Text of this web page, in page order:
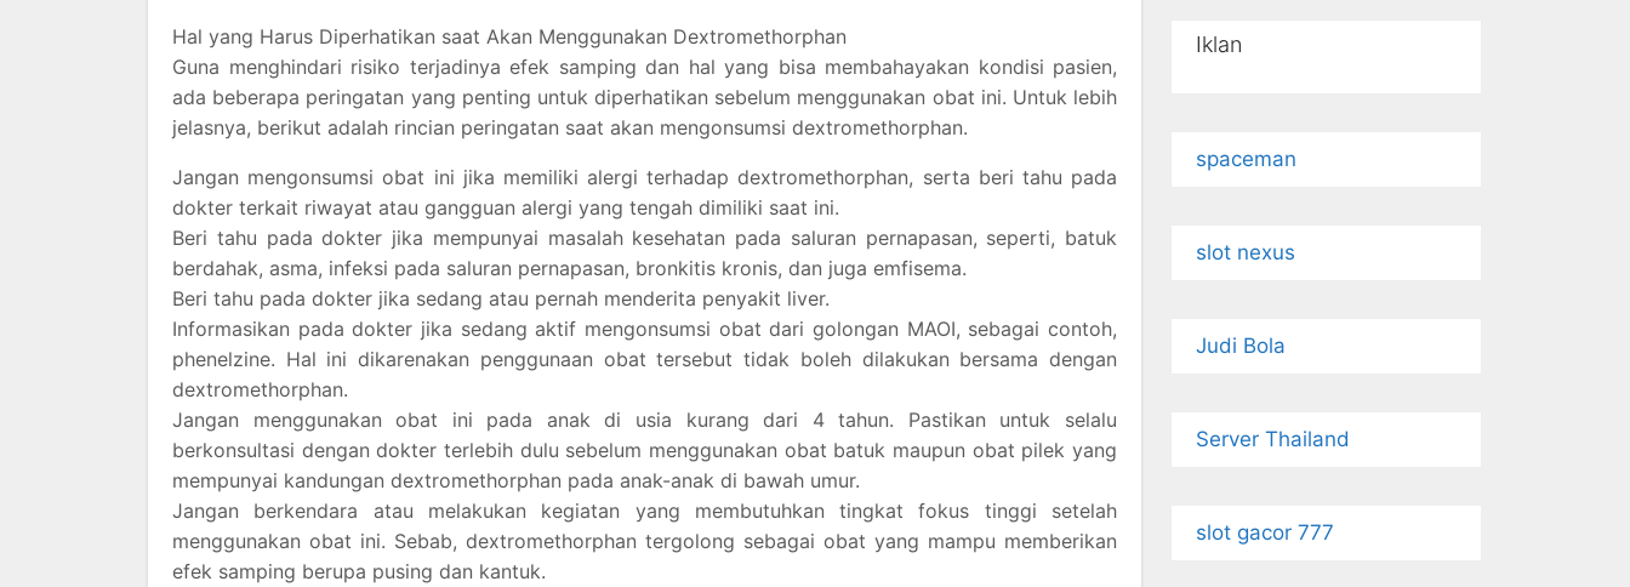
Hal yang Harus Diperhatikan saat Akan Menggunakan Dextromethorphan
Guna menghindari risiko terjadinya efek samping dan hal yang bisa membahayakan kondisi pasien,
ada beberapa peringatan yang penting untuk diperhatikan sebelum menggunakan obat ini. Untuk lebih
jelasnya, berikut adalah rincian peringatan saat akan mengonsumsi dextromethorphan.
Jangan mengonsumsi obat ini jika memiliki alergi terhadap dextromethorphan, serta beri tahu pada
dokter terkait riwayat atau gangguan alergi yang tengah dimiliki saat ini.
Beri tahu pada dokter jika mempunyai masalah kesehatan pada saluran pernapasan, seperti, batuk
berdahak, asma, infeksi pada saluran pernapasan, bronkitis kronis, dan juga emfisema.
Beri tahu pada dokter jika sedang atau pernah menderita penyakit liver.
Informasikan pada dokter jika sedang aktif mengonsumsi obat dari golongan MAOI, sebagai contoh,
phenelzine. Hal ini dikarenakan penggunaan obat tersebut tidak boleh dilakukan bersama dengan
dextromethorphan.
Jangan menggunakan obat ini pada anak di usia kurang dari 4 tahun. Pastikan untuk selalu
berkonsultasi dengan dokter terlebih dulu sebelum menggunakan obat batuk maupun obat pilek yang
mempunyai kandungan dextromethorphan pada anak-anak di bawah umur.
Jangan berkendara atau melakukan kegiatan yang membutuhkan tingkat fokus tinggi setelah
menggunakan obat ini. Sebab, dextromethorphan tergolong sebagai obat yang mampu memberikan
efek samping berupa pusing dan kantuk.
Iklan
spaceman
slot nexus
Judi Bola
Server Thailand
slot gacor 777